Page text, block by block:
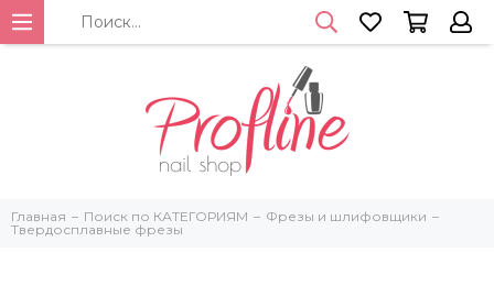
Главная Поиск по КАТЕГОРИЯМ
Фрезы и шлифовщики
Твердосплавные фрезы